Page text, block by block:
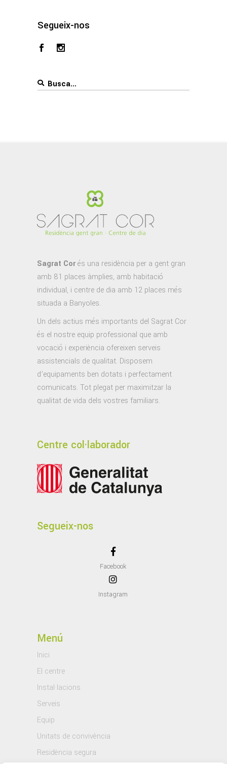
Segueix-nos
Search
Sagrat Corés una residència per a gent gran
amb 81 places àmplies, amb habitació
individual, i centre de dia amb 12 places més
situada a Banyoles.
Un dels actius més importants del Sagrat Cor
és el nostre equip professional que amb
vocació i experiència ofereixen serveis
assistencials de qualitat. Disposem
d’equipaments ben dotats i perfectament
comunicats. Tot plegat per maximitzar la
qualitat de vida dels vostres familiars.
Centre col·laborador
Segueix-nos
Facebook
Instagram
Menú
Inici
El centre
Instal·lacions
Serveis
Equip
Unitats de convivència
Residència segura